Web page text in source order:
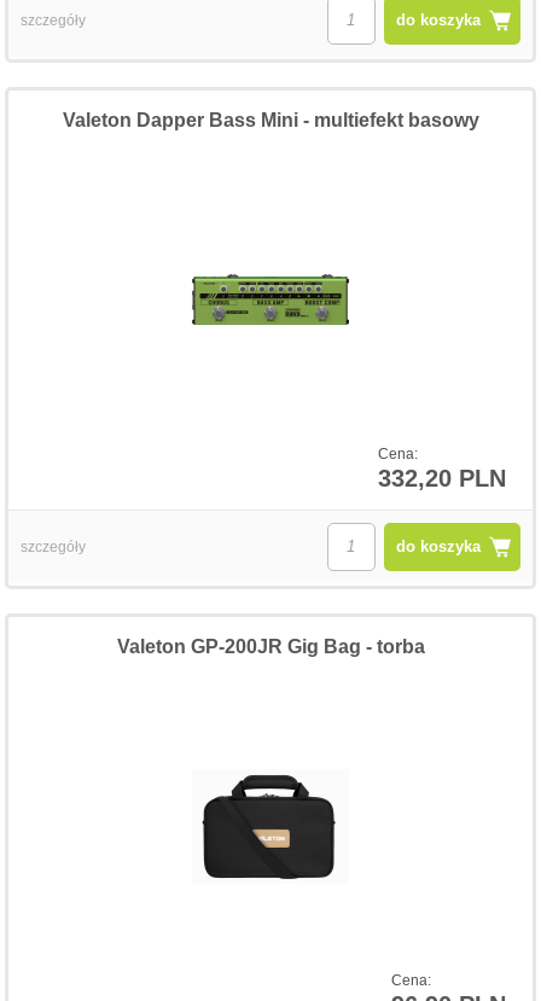
do koszyka
szczegóły
Cena:
332,20 PLN
Valeton Dapper Bass Mini - multiefekt basowy
do koszyka
szczegóły
Cena:
Valeton GP-200JR Gig Bag - torba